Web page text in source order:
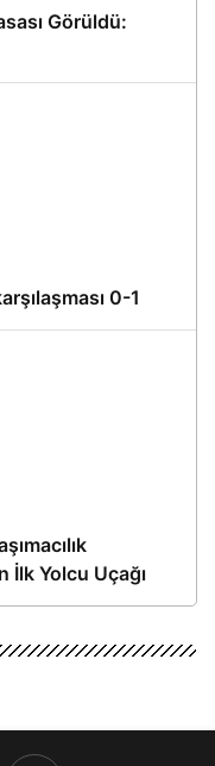
Görüldü:
0-1
İlk Yolcu Uçağı